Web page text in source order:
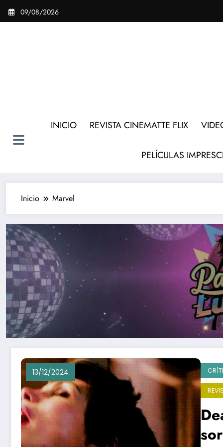
Saltar
09/08/2026
INICIO REVISTA CINEMATTE FLIX
PELÍCULAS
Inicio Marvel
13/12/2024